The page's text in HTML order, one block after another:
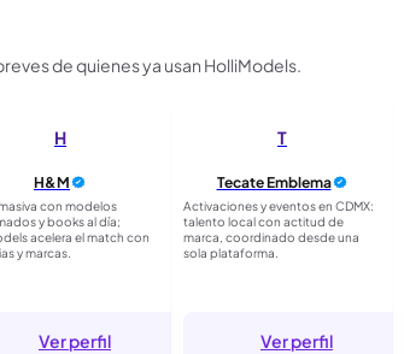
de quienes ya usan HolliModels.
H
H&M
con modelos
y books al día;
acelera el match con
y marcas.
Ver perfil
T
Tecate Emblema
Activaciones y eventos en CDMX:
talento local con actitud de
marca, coordinado desde una
sola plataforma.
Ver perfil